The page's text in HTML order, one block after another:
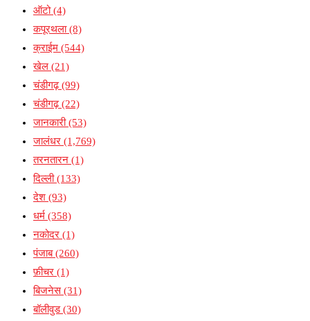
ऑटो(4)
कपूरथला(8)
क्राईम (544)
खेल (21)
चंडीगढ़(99)
चंडीगढ़(22)
जानकारी(53)
जालंधर (1,769)
तरनतारन (1)
दिल्ली(133)
देश (93)
धर्म (358)
नकोदर (1)
पंजाब(260)
फ़ीचर (1)
बिजनेस(31)
बॉलीवुड(30)